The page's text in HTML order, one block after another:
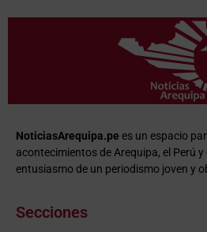
NoticiasArequipa.pe es un espacio
acontecimientos de Arequipa, el Perú y
entusiasmo de un periodismo joven y
Secciones